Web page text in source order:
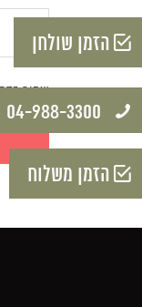
שמור
הזמן שולחן
04-988-3300​
הזמן משלוח